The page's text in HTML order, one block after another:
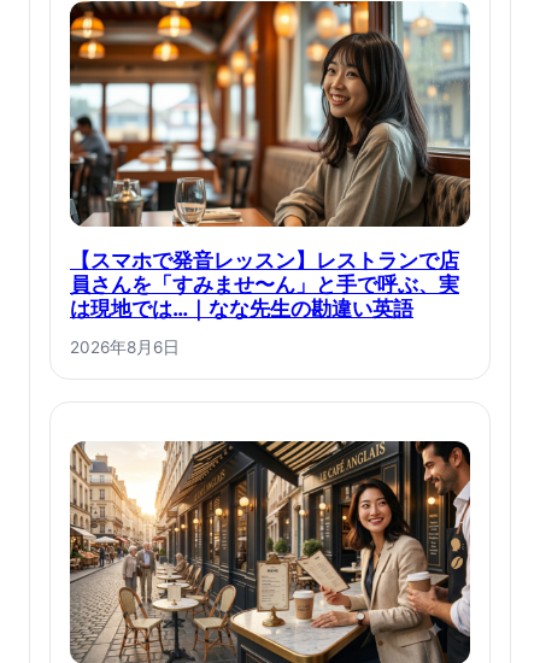
【スマホで発音レッスン】レストランで店
員さんを「すみませ〜ん」と手で呼ぶ、実
は現地では…｜なな先生の勘違い英語
2026年8月6日